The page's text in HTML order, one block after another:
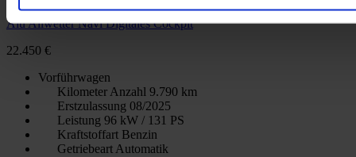
Citroen C4 MAX AT8 Winter-Paket Techno-Paket Light 17-Zoll-
Alu Allwetter Navi Digitales Cockpit
22.450 €
Vorführwagen
Kilometer Anzahl 9.790 km
Erstzulassung 08/2025
Leistung 96 kW / 131 PS
Kraftstoffart Benzin
Getriebeart Automatik